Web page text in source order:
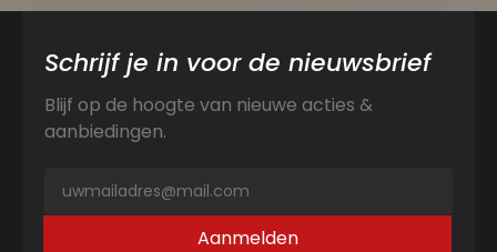
Schrijf je in voor de nieuwsbrief
Blijf op de hoogte van nieuwe acties &
aanbiedingen.
Aanmelden